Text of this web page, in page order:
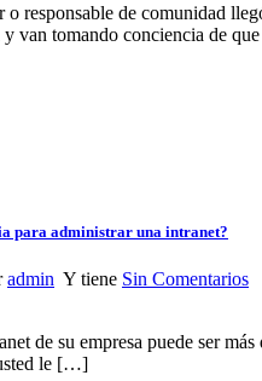
responsable de comunidad
y van tomando conciencia de
para administrar una intranet?
admin Y tiene Sin Comentarios
de su empresa puede ser
le […]